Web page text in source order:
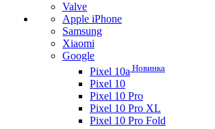
Valve
Apple iPhone
Samsung
Xiaomi
Google
Pixel 10a Новинка
Pixel 10
Pixel 10 Pro
Pixel 10 Pro XL
Pixel 10 Pro Fold